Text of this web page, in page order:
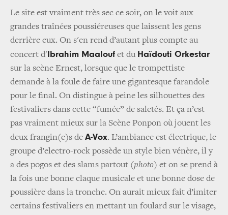
Le site est vraiment très sec ce soir, on le voit aux
grandes traînées poussiéreuses que laissent les gens
derrière eux. On s'en rend d’autant plus compte au
concert d' Ibrahim Maalouf et du Haïdouti Orkestar
sur la scène Ernest, lorsque que le trompettiste
demande à la foule de faire une gigantesque farandole
pour le final. On distingue à peine les silhouettes des
festivaliers dans cette “fumée” de saletés. Et ça n’est
pas vraiment mieux sur la Scène Ponpon où jouent les
deux frangin(e)s de A-Vox. L’ambiance est électrique, le
groupe d’electro-rock possède un style bien vénère, il y
a des pogos et des slams partout (photo) et on se prend à
la fois une bonne claque musicale et une bonne dose de
poussière dans la tronche. On aurait mieux fait d’imiter
certains festivaliers en mettant un foulard sur le visage,